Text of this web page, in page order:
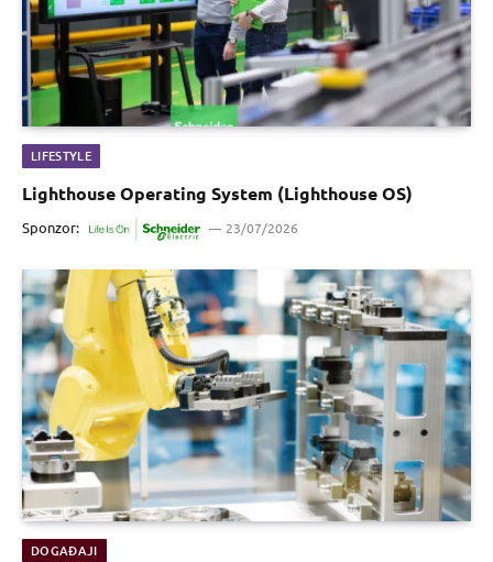
LIFESTYLE
Lighthouse Operating System (Lighthouse OS)
Sponzor: 23/07/2026
DOGAĐAJI